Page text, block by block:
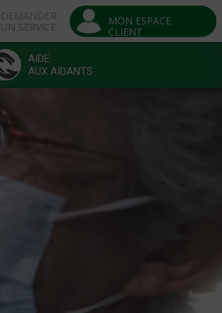
DEMANDER
UN SERVICE
MON ESPACE
CLIENT
AIDE
AUX AIDANTS